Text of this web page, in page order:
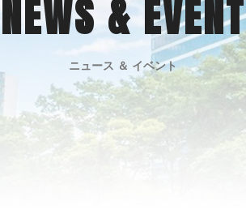
NEWS & EVENT
ニュース ＆ イベント